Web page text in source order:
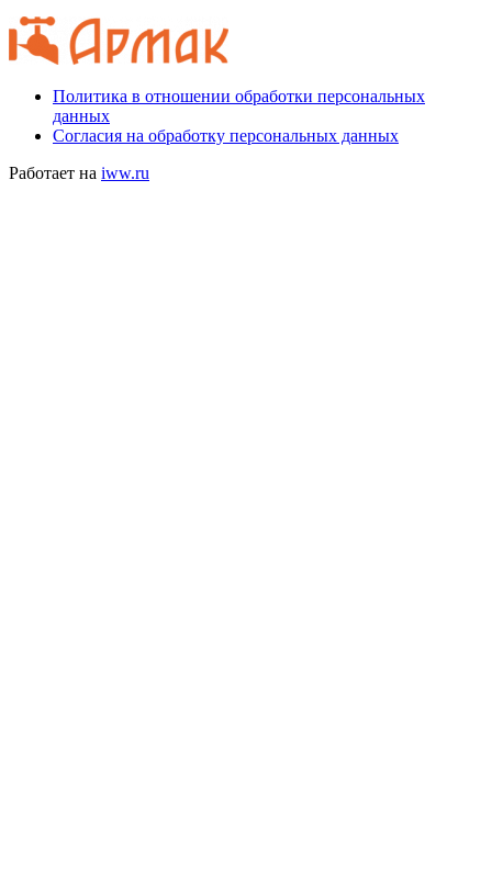
Политика в отношении обработки персональных
данных
Согласия на обработку персональных данных
Работает на iww.ru